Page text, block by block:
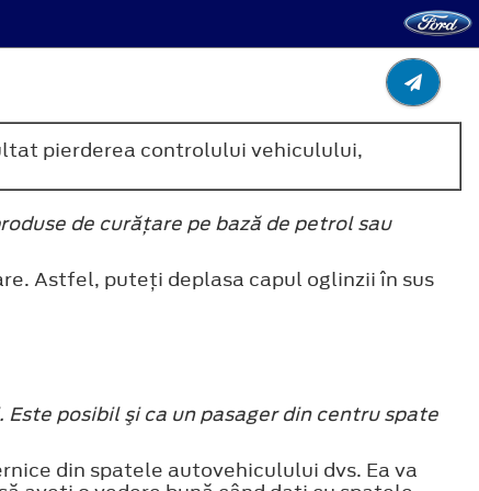
pierderea controlului vehiculului,
de curăţare pe bază de petrol sau
Astfel, puteţi deplasa capul oglinzii în sus
posibil şi ca un pasager din centru spate
din spatele autovehiculului dvs. Ea va